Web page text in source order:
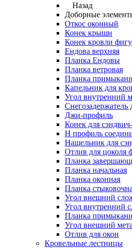
Назад
Доборные
Откос оконный
Конек крыши
Конек кровли
Ендова верхняя
Планка Ендовы
Планка ветровая
Планка
Капельник для
Угол внутренний
Снегозадержатель
Джи-профиль
Конек для
Н профиль
Нащельник для
Отлив для цоколя
Планка
Планка начальная
Планка оконная
Планка
Угол внешний
Угол внутренний
Планка
Угол внешний
Отлив для окон
Кровельные лестницы